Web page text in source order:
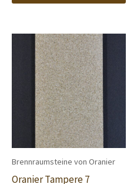
Brennraumsteine von Oranier
Oranier Tampere 7